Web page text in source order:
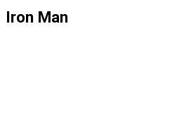
Iron Man